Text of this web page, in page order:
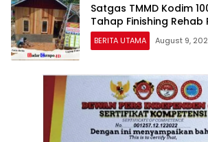
Satgas TMMD Kodim
Tahap Finishing Rehab
BERITA UTAMA August 9,